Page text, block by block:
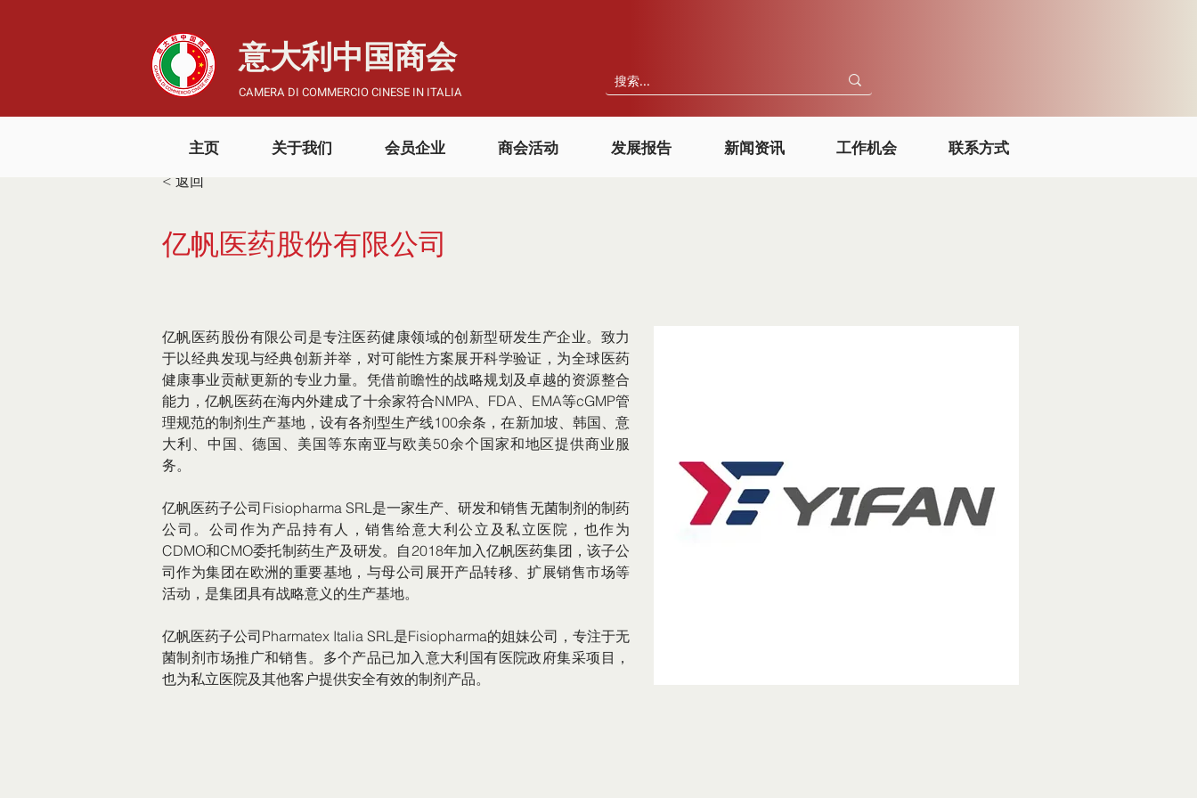
​意大利中国商会
CAMERA DI COMMERCIO CINESE IN ITALIA
主页 关于我们 会员企业 商会活动 发展报告 新闻资讯 工作机会 联系方式
< 返回
亿帆医药股份有限公司
亿帆医药股份有限公司是专注医药健康领域的创新型研发生产企业。致力
于以经典发现与经典创新并举，对可能性方案展开科学验证，为全球医药
健康事业贡献更新的专业力量。凭借前瞻性的战略规划及卓越的资源整合
能力，亿帆医药在海内外建成了十余家符合NMPA、FDA、EMA等cGMP管
理规范的制剂生产基地，设有各剂型生产线100余条，在新加坡、韩国、意
大利、中国、德国、美国等东南亚与欧美50余个国家和地区提供商业服
务。
亿帆医药子公司Fisiopharma SRL是一家生产、研发和销售无菌制剂的制药
公司。公司作为产品持有人，销售给意大利公立及私立医院，也作为
CDMO和CMO委托制药生产及研发。自2018年加入亿帆医药集团，该子公
司作为集团在欧洲的重要基地，与母公司展开产品转移、扩展销售市场等
活动，是集团具有战略意义的生产基地。
亿帆医药子公司Pharmatex Italia SRL是Fisiopharma的姐妹公司，专注于无
菌制剂市场推广和销售。多个产品已加入意大利国有医院政府集采项目，
也为私立医院及其他客户提供安全有效的制剂产品。